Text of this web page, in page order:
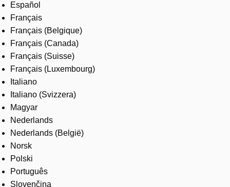
Español
Français
Français (Belgique)
Français (Canada)
Français (Suisse)
Français (Luxembourg)
Italiano
Italiano (Svizzera)
Magyar
Nederlands
Nederlands (België)
Norsk
Polski
Português
Slovenčina